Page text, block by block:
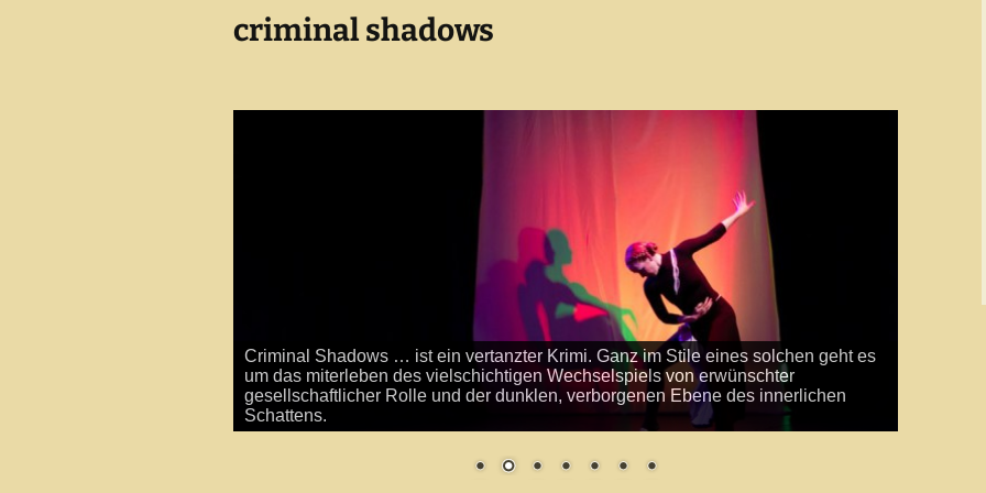
criminal shadows
Criminal Shadows … ist ein vertanzter Krimi. Ganz im Stile eines solchen geht es
um das miterleben des vielschichtigen Wechselspiels von erwünschter
gesellschaftlicher Rolle und der dunklen, verborgenen Ebene des innerlichen
Schattens.